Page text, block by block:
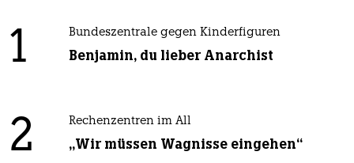
1 Bundeszentrale gegen Kinderfiguren
Benjamin, du lieber Anarchist
2 Rechenzentren im All
„Wir müssen Wagnisse eingehen“